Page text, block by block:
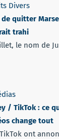
Divers
quitter
trahi
le nom de
/ TikTok : ce
change tout
ont